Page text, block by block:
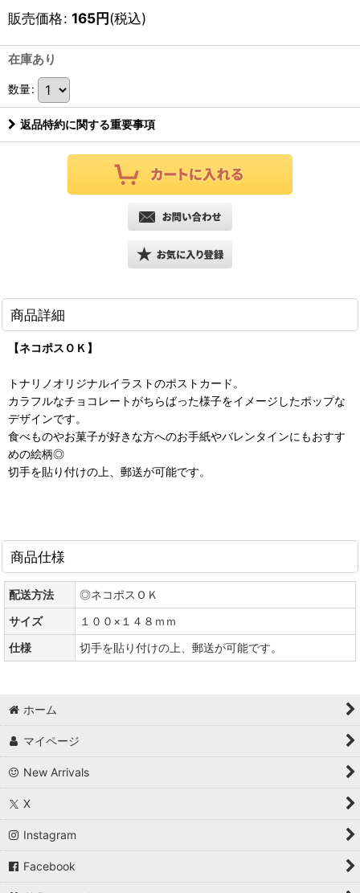
販売価格: 165円(税込)
在庫あり
数量:
返品特約に関する重要事項
商品詳細
【ネコポスＯＫ】
トナリノオリジナルイラストのポストカード。
カラフルなチョコレートがちらばった様子をイメージしたポップな
デザインです。
食べものやお菓子が好きな方へのお手紙やバレンタインにもおすす
めの絵柄◎
切手を貼り付けの上、郵送が可能です。
商品仕様
配送方法
◎ネコポスＯＫ
サイズ
１００×１４８ｍｍ
仕様
切手を貼り付けの上、郵送が可能です。
ホーム
マイページ
New Arrivals
X
Instagram
Facebook